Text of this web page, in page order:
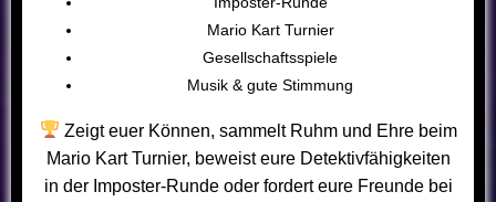
Mario Kart Turnier
Gesellschaftsspiele
Musik & gute Stimmung
Zeigt euer Können, sammelt Ruhm und Ehre beim
Mario Kart Turnier, beweist eure Detektivfähigkeiten
in der Imposter-Runde oder fordert eure Freunde bei